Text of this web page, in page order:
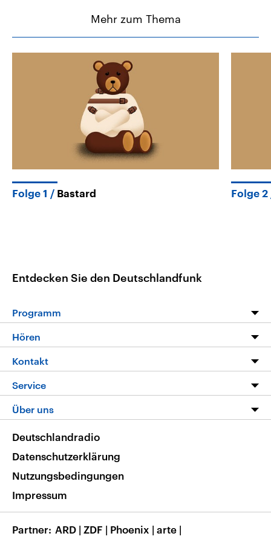
Mehr zum Thema
Folge 1 Bastard Folge 2
Entdecken Sie den Deutschlandfunk
Programm
Programm
Die Nachrichten
Nachrichtenleicht
Neue Beiträge auf dlf.de
Hören
Livestream
Podcasts
Deutschlandfunk App
Nachrichten App
Frequenzen
Kontakt
Hörerservice
Service
FAQ
Veranstaltungen
Musikliste
RSS
Über uns
Barrierefreiheit
Deutschlandradio
Datenschutzerklärung
Nutzungsbedingungen
Impressum
Partner ARD | ZDF | Phoenix | arte |